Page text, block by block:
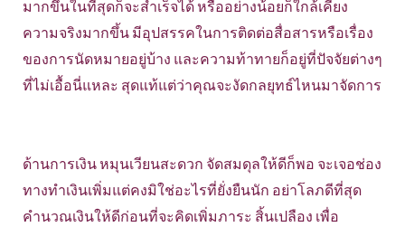
มากขึ้นในที่สุดก็จะสำเร็จได้ หรืออย่างน้อยก็ใกล้เคียง
ความจริงมากขึ้น มีอุปสรรคในการติดต่อสื่อสารหรือเรื่อง
ของการนัดหมายอยู่บ้าง และความท้าทายก็อยู่ที่ปัจจัยต่างๆ
ที่ไม่เอื้อนี่แหละ สุดแท้แต่ว่าคุณจะงัดกลยุทธ์ไหนมาจัดการ
ด้านการเงิน หมุนเวียนสะดวก จัดสมดุลให้ดีก็พอ จะเจอช่อง
ทางทำเงินเพิ่มแต่คงมิใช่อะไรที่ยั่งยืนนัก อย่าโลภดีที่สุด
คำนวณเงินให้ดีก่อนที่จะคิดเพิ่มภาระ สิ้นเปลือง เพื่อ